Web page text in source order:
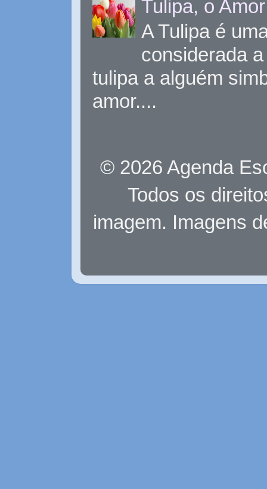
Tulipa, o
A Tulipa é
considerada
tulipa a alguém
amor....
© 2026 Agenda
Todos os
imagem. Imagens